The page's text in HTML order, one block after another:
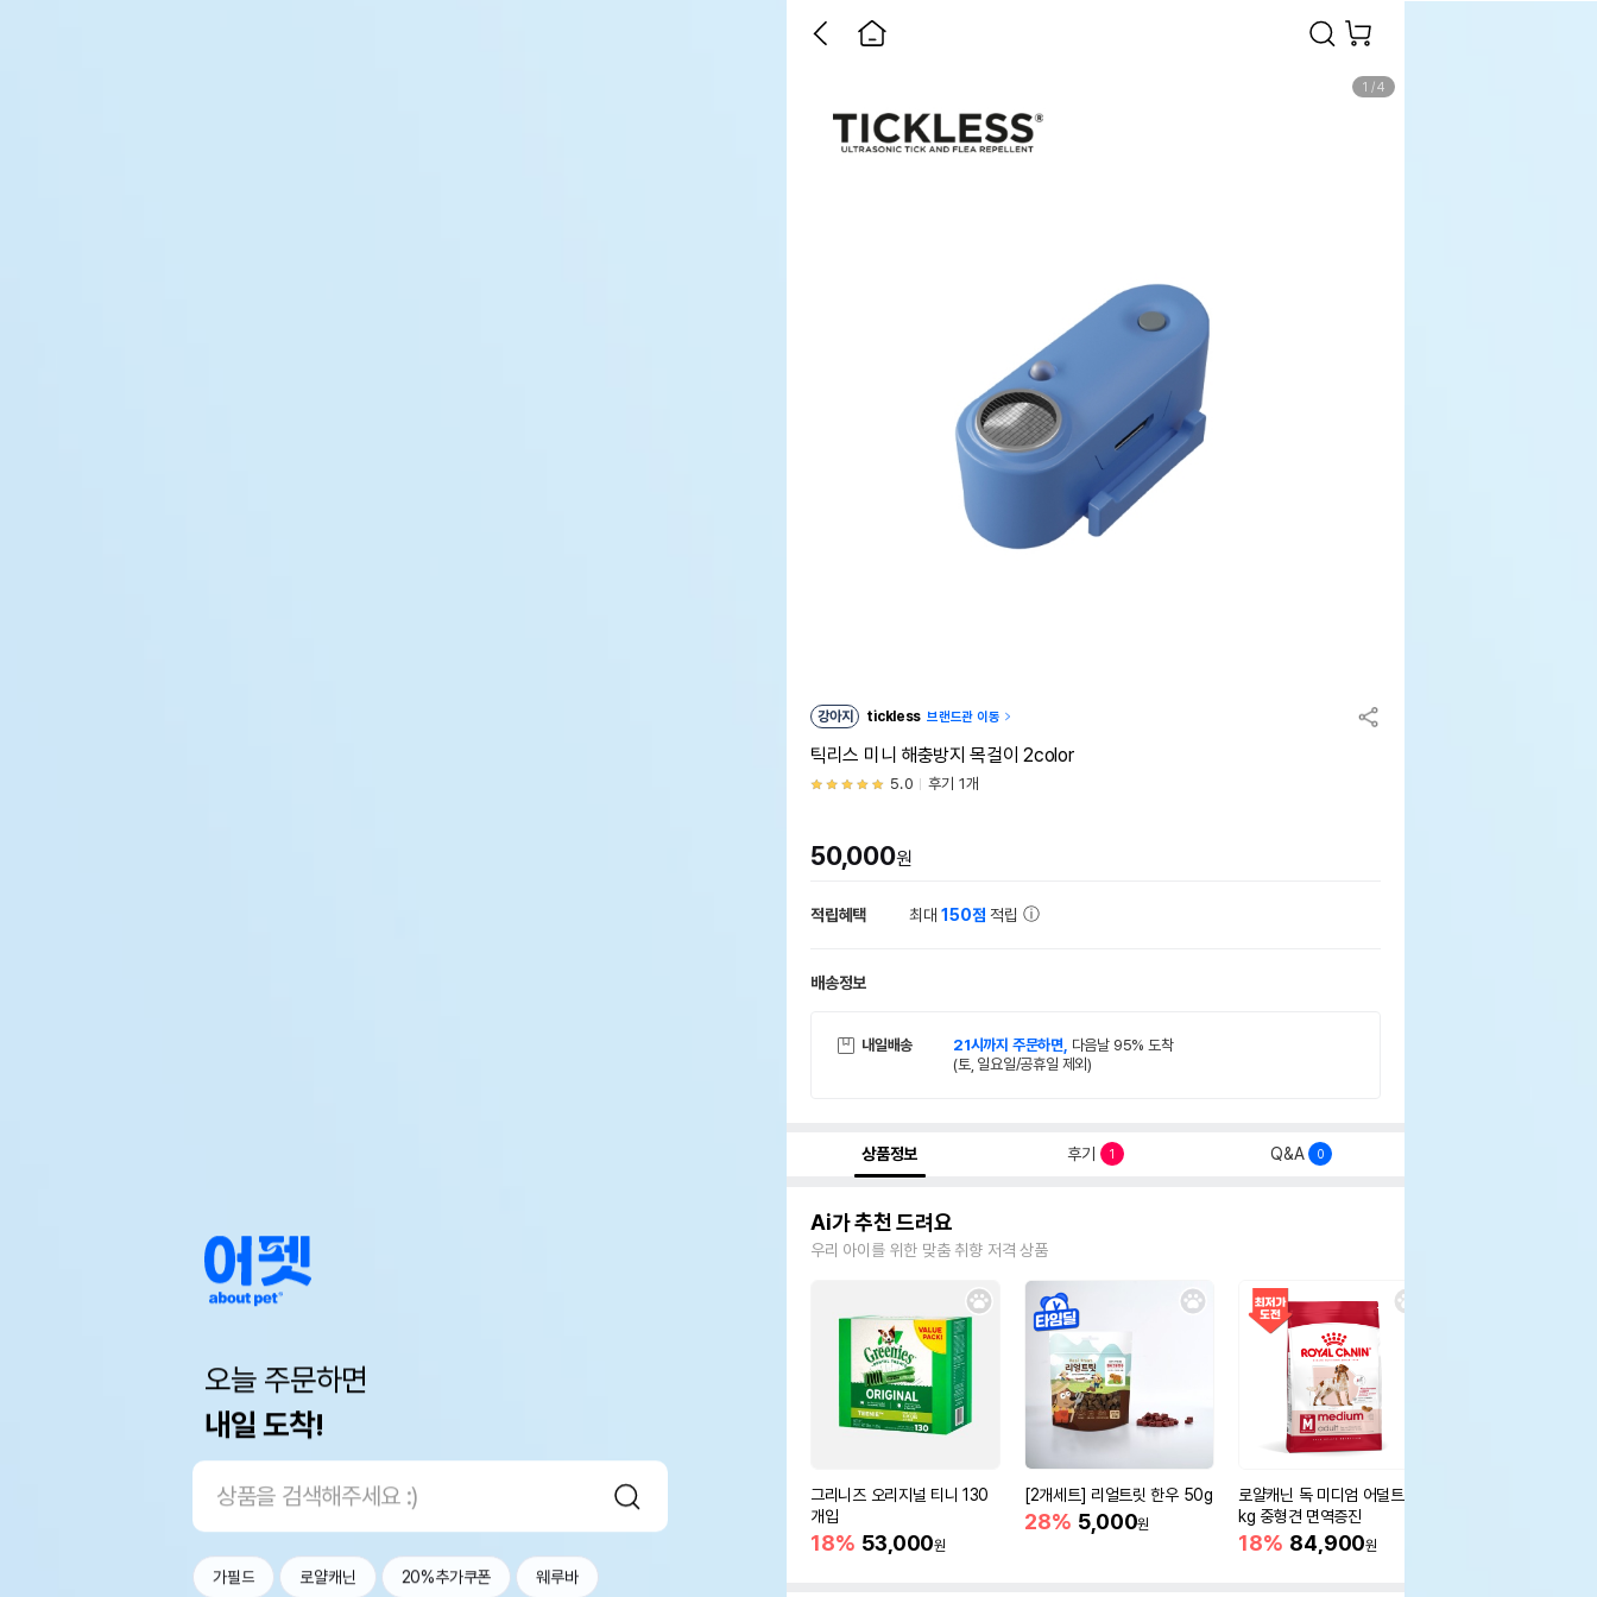
오늘 주문하면
내일 도착!
가필드 로얄캐닌 20%추가쿠폰 웨루바
1 /4
강아지 tickless 브랜드관 이동
틱리스 미니 해충방지 목걸이 2color
5.0 후기 1개
50,000원
적립혜택 최대150점 적립
배송정보
내일배송 21시까지 주문하면, 다음날 95% 도착
(토, 일요일/공휴일 제외)
상품정보 후기 1 Q&A 0
Ai가 추천 드려요
우리 아이를 위한 맞춤 취향 저격 상품
그리니즈 오리지널 티니 130
개입
18% 53,000원
[2개세트] 리얼트릿 한우 50g
28% 5,000원
로얄캐닌 독 미디엄 어덜트 10
kg 중형견 면역증진
18% 84,900원